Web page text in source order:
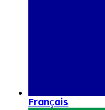
Français